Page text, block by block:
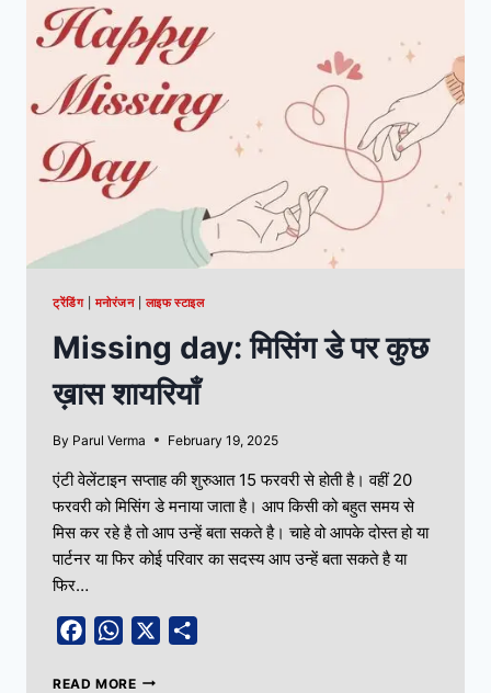
ट्रेंडिंग|मनोरंजन|लाइफ स्टाइल
Missing day: मिसिंग डे पर कुछ
ख़ास शायरियाँ
By Parul Verma February 19, 2025
एंटी वेलेंटाइन सप्ताह की शुरुआत 15 फरवरी से होती है। वहीं 20
फरवरी को मिसिंग डे मनाया जाता है। आप किसी को बहुत समय से
मिस कर रहे है तो आप उन्हें बता सकते है। चाहे वो आपके दोस्त हो या
पार्टनर या फिर कोई परिवार का सदस्य आप उन्हें बता सकते है या
फिर…
FacebookWhatsApp
READ MORE